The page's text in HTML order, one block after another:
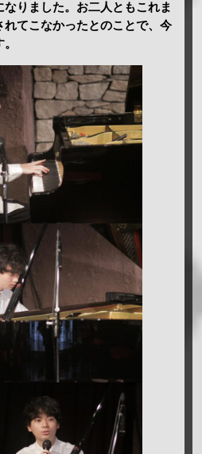
りました。お二人ともこれま
てこなかったとのことで、今